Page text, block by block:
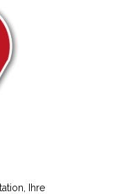
Ihre